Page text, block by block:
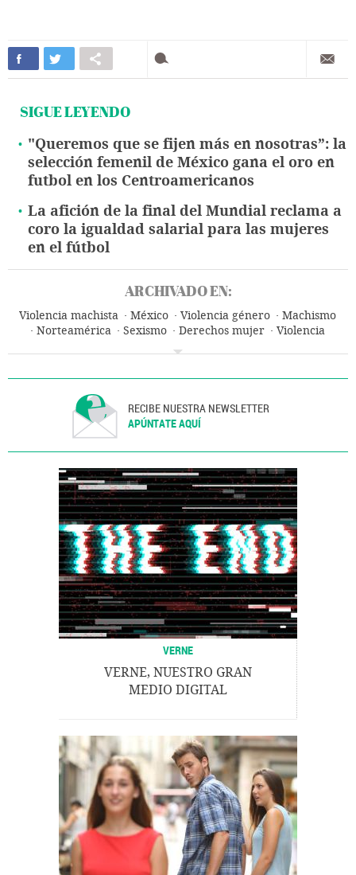
SIGUE LEYENDO
"Queremos que se fijen más en nosotras”: la
selección femenil de México gana el oro en
futbol en los Centroamericanos
La afición de la final del Mundial reclama a
coro la igualdad salarial para las mujeres
en el fútbol
ARCHIVADO EN:
Violencia machista México Violencia género
Machismo
Norteamérica
Sexismo Derechos mujer
Violencia
RECIBE NUESTRA NEWSLETTER
APÚNTATE AQUÍ
VERNE
VERNE, NUESTRO GRAN
MEDIO DIGITAL